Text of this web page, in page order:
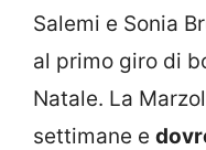
Salemi e Sonia
al primo giro di
Natale. La
settimane e